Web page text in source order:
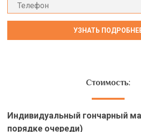
Стоимость:
Индивидуальный гончарный
порядке очереди)